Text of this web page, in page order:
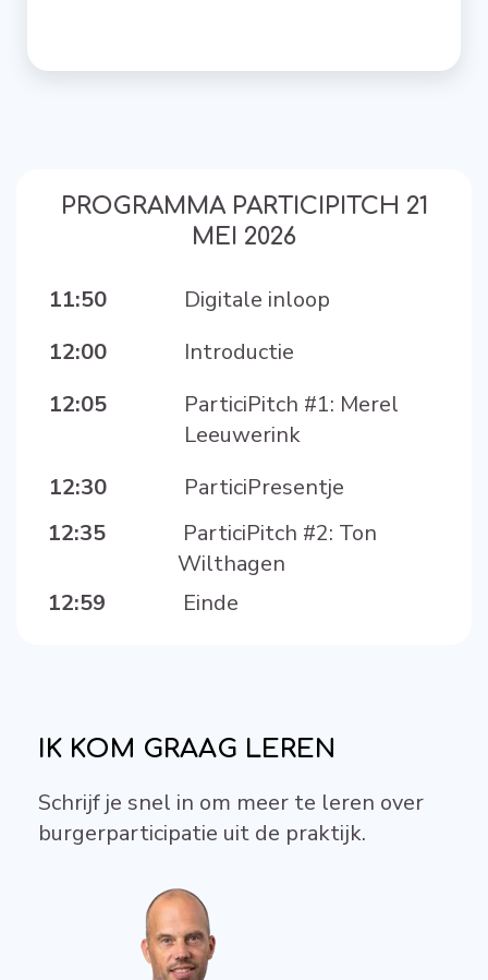
PROGRAMMA PARTICIPITCH 21
MEI 2026
11:50
Digitale inloop
12:00
Introductie
12:05
ParticiPitch #1: Merel
Leeuwerink
12:30
ParticiPresentje
12:35
ParticiPitch #2: Ton
Wilthagen
12:59
Einde
IK KOM GRAAG LEREN
Schrijf je snel in om meer te leren over
burgerparticipatie uit de praktijk.